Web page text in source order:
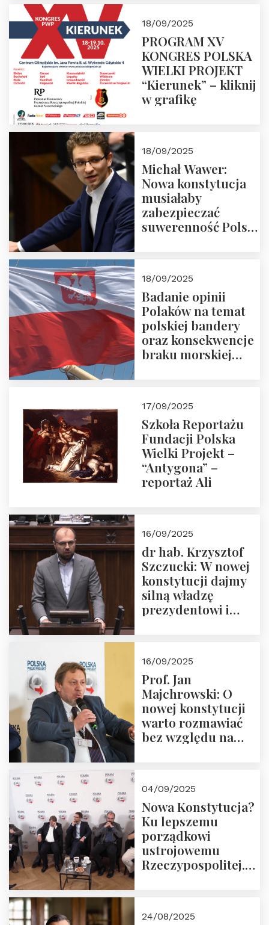
18/09/2025
PROGRAM XV
KONGRES POLSKA
WIELKI PROJEKT
“Kierunek” – kliknij
w grafikę
18/09/2025
Michał Wawer:
Nowa konstytucja
musiałaby
zabezpieczać
suwerenność Polski
18/09/2025
Badanie opinii
Polaków na temat
polskiej bandery
oraz konsekwencje
braku morskiej
17/09/2025
Szkoła Reportażu
Fundacji Polska
Wielki Projekt –
“Antygona” –
reportaż Ali
16/09/2025
dr hab. Krzysztof
Szczucki: W nowej
konstytucji dajmy
silną władzę
prezydentowi i
16/09/2025
Prof. Jan
Majchrowski: O
nowej konstytucji
warto rozmawiać
bez względu na
04/09/2025
Nowa Konstytucja?
Ku lepszemu
porządkowi
ustrojowemu
Rzeczypospolitej.
24/08/2025